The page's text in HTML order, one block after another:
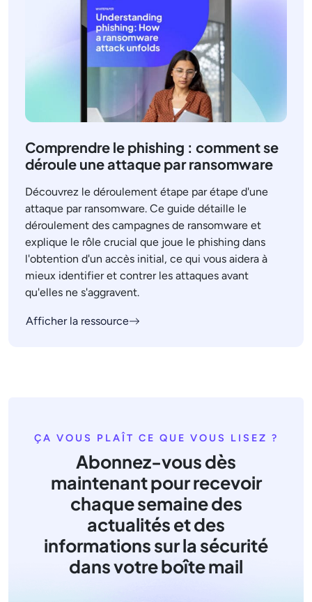
Comprendre le phishing : comment se
déroule une attaque par ransomware
Découvrez le déroulement étape par étape d'une
attaque par ransomware. Ce guide détaille le
déroulement des campagnes de ransomware et
explique le rôle crucial que joue le phishing dans
l'obtention d'un accès initial, ce qui vous aidera à
mieux identifier et contrer les attaques avant
qu'elles ne s'aggravent.
Afficher la ressource
ÇA VOUS PLAÎT CE QUE VOUS LISEZ ?
Abonnez-vous dès
maintenant pour recevoir
chaque semaine des
actualités et des
informations sur la sécurité
dans votre boîte mail